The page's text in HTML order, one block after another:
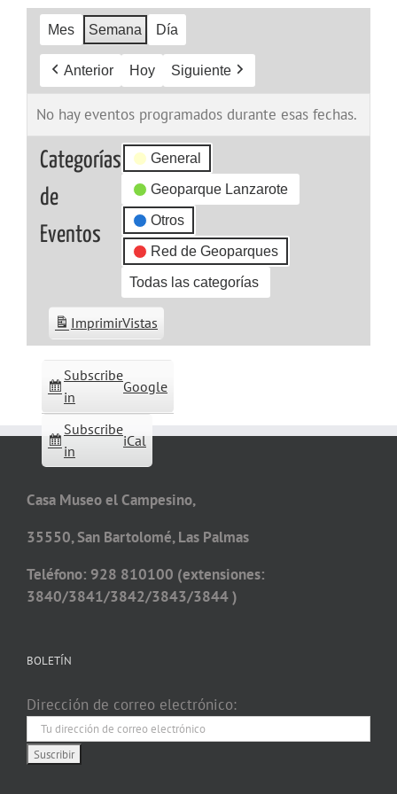
Mes Semana Día
Anterior Hoy Siguiente
No hay eventos programados durante esas fechas.
Categorías
de
Eventos
General
Geoparque Lanzarote
Otros
Red de Geoparques
Todas las categorías
Subscribe
in
Google
Subscribe
in
iCal
ImprimirVistas
Casa Museo el Campesino,
35550, San Bartolomé, Las Palmas
Teléfono: 928 810100 (extensiones:
3840/3841/3842/3843/3844 )
BOLETÍN
Dirección de correo electrónico: